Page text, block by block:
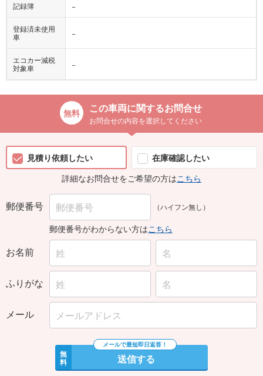
記録簿 −
登録済未使用
車
−
エコカー減税
対象車
−
この車両に関するお問合せ
お問合せの内容を選択してください
見積り依頼したい
在庫確認したい
詳細なお問合せをご希望の方はこちら
郵便番号 （ハイフン無し）
郵便番号がわからない方はこちら
お名前
ふりがな
メール
無
料 送信する